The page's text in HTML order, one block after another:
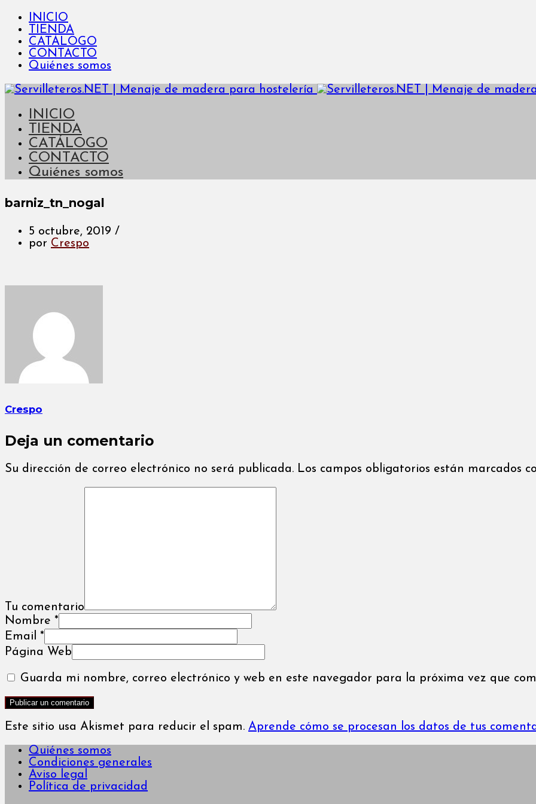
INICIO
TIENDA
CATÁLOGO
CONTACTO
Quiénes somos
INICIO
TIENDA
CATÁLOGO
CONTACTO
Quiénes somos
barniz_tn_nogal
5 octubre, 2019 /
por Crespo
Crespo
Deja un comentario
Su dirección de correo electrónico no será publicada. Los campos obligatorios están marcados
Tu comentario
Nombre *
Email *
Página Web
Guarda mi nombre, correo electrónico y web en este navegador para la próxima vez que
Este sitio usa Akismet para reducir el spam. Aprende cómo se procesan los datos de tus
Quiénes somos
Condiciones generales
Aviso legal
Política de privacidad